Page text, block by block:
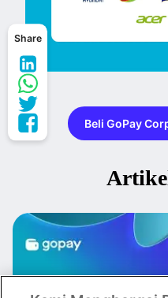
Share
Beli GoPay